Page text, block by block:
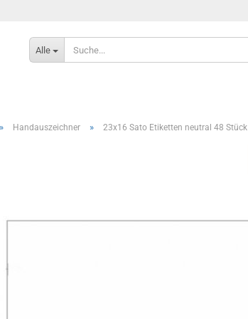
Alle
» Handauszeichner » 23x16 Sato Etiketten neutral 48 Stück